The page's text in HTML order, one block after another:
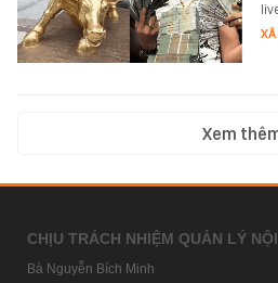
XÃ
Xem
CHỊU TRÁCH NHIỆM QUẢN LÝ
Bà Nguyễn Bích Minh